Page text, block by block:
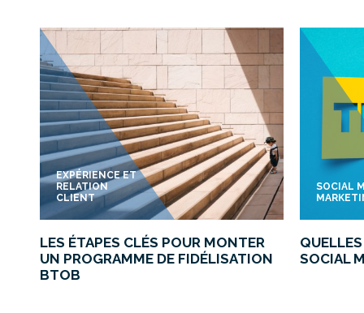
EXPÉRIENCE ET
RELATION
CLIENT
LES ÉTAPES CLÉS POUR MONTER
UN PROGRAMME DE FIDÉLISATION
BTOB
SOCIAL
SOCIAL